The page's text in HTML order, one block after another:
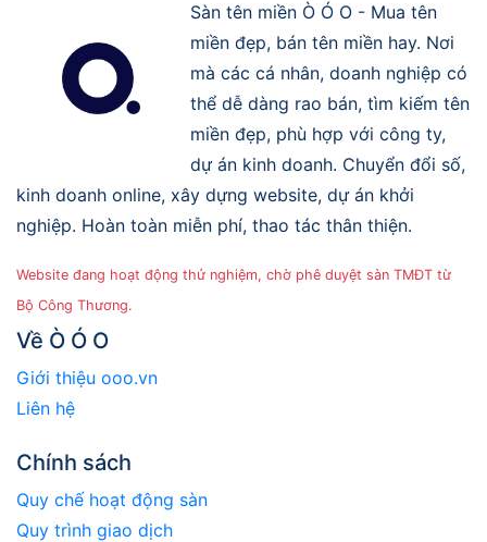
Sàn tên miền Ò Ó O - Mua tên
miền đẹp, bán tên miền hay. Nơi
mà các cá nhân, doanh nghiệp có
thể dễ dàng rao bán, tìm kiếm tên
miền đẹp, phù hợp với công ty,
dự án kinh doanh. Chuyển đổi số,
kinh doanh online, xây dựng website, dự án khởi
nghiệp. Hoàn toàn miễn phí, thao tác thân thiện.
Website đang hoạt động thử nghiệm, chờ phê duyệt sàn TMĐT từ
Bộ Công Thương.
Về Ò Ó O
Giới thiệu ooo.vn
Liên hệ
Chính sách
Quy chế hoạt động sàn
Quy trình giao dịch